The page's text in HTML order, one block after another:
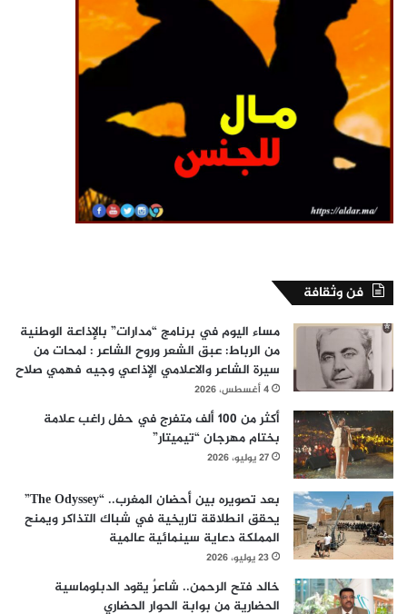
فن وثقافة
مساء اليوم في برنامج “مدارات” بالإذاعة الوطنية
من الرباط: عبق الشعر وروح الشاعر : لمحات من
سيرة الشاعر والاعلامي الإذاعي وجيه فهمي صلاح
4 أغسطس، 2026
أكثر من 100 ألف متفرج في حفل راغب علامة
بختام مهرجان “تيميتار”
27 يوليو، 2026
بعد تصويره بين أحضان المغرب.. “The Odyssey”
يحقق انطلاقة تاريخية في شباك التذاكر ويمنح
المملكة دعاية سينمائية عالمية
23 يوليو، 2026
خالد فتح الرحمن.. شاعرٌ يقود الدبلوماسية
الحضارية من بوابة الحوار الحضاري